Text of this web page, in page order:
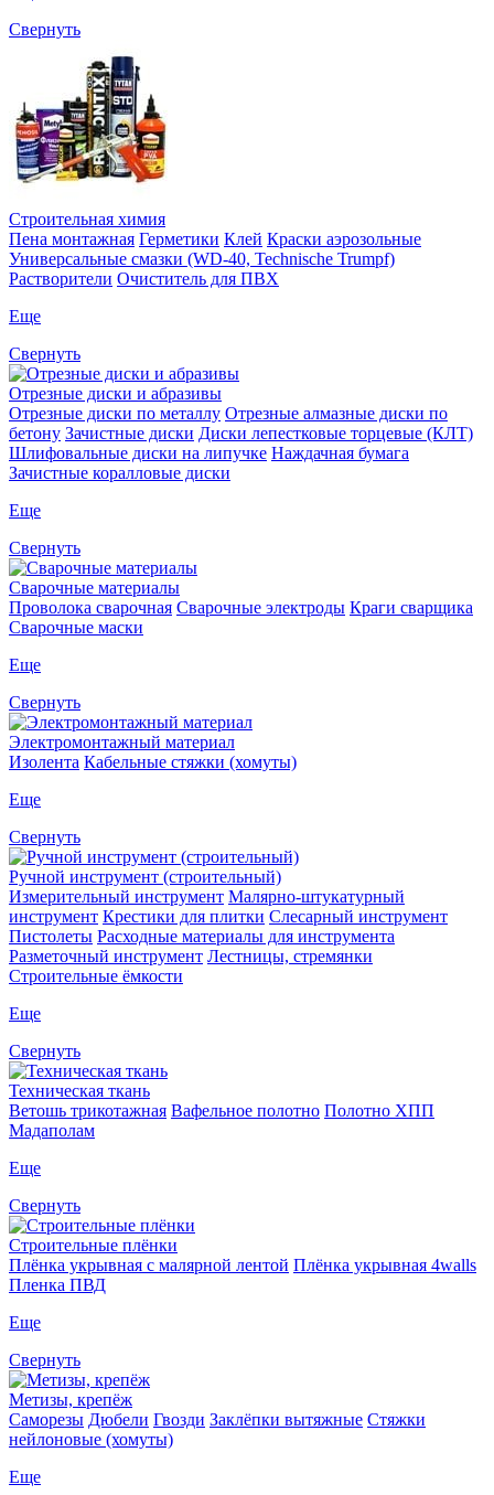
Свернуть
Строительная химия
Пена монтажная Герметики Клей Краски аэрозольные
Универсальные смазки (WD-40, Technische Trumpf)
Растворители Очиститель для ПВХ
Еще
Свернуть
Отрезные диски и абразивы
Отрезные диски по металлу Отрезные алмазные диски по
бетону Зачистные диски Диски лепестковые торцевые (КЛТ)
Шлифовальные диски на липучке Наждачная бумага
Зачистные коралловые диски
Еще
Свернуть
Сварочные материалы
Проволока сварочная Сварочные электроды Краги сварщика
Сварочные маски
Еще
Свернуть
Электромонтажный материал
Изолента Кабельные стяжки (хомуты)
Еще
Свернуть
Ручной инструмент (строительный)
Измерительный инструмент Малярно-штукатурный
инструмент Крестики для плитки Слесарный инструмент
Пистолеты Расходные материалы для инструмента
Разметочный инструмент Лестницы, стремянки
Строительные ёмкости
Еще
Свернуть
Техническая ткань
Ветошь трикотажная Вафельное полотно Полотно ХПП
Мадаполам
Еще
Свернуть
Строительные плёнки
Плёнка укрывная с малярной лентой Плёнка укрывная 4walls
Пленка ПВД
Еще
Свернуть
Метизы, крепёж
Саморезы Дюбели Гвозди Заклёпки вытяжные Стяжки
нейлоновые (хомуты)
Еще